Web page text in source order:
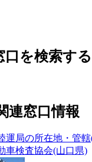
を検索する
連窓口情報